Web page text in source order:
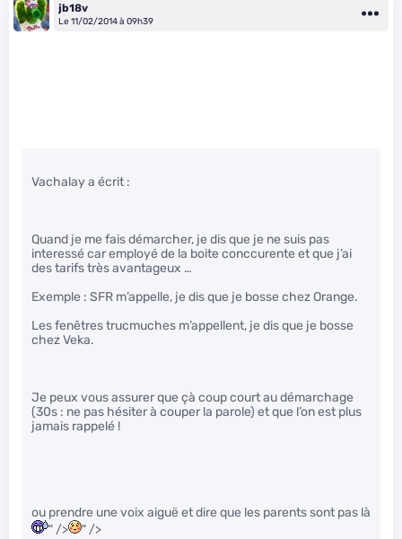
jb18v
Le 11/02/2014 à 09h39
Vachalay a écrit :
Quand je me fais démarcher, je dis que je ne suis pas
interessé car employé de la boite conccurente et que j’ai
des tarifs très avantageux …
Exemple : SFR m’appelle, je dis que je bosse chez Orange.
Les fenêtres trucmuches m’appellent, je dis que je bosse
chez Veka.
Je peux vous assurer que çà coup court au démarchage
(30s : ne pas hésiter à couper la parole) et que l’on est plus
jamais rappelé !
ou prendre une voix aiguë et dire que les parents sont pas là
" />
" />